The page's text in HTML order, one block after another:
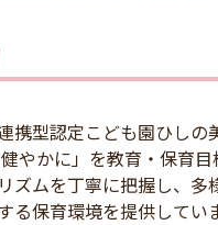
携型認定こども園ひしの
やかに」を教育・保育
ズムを丁寧に把握し、
る保育環境を提供してい